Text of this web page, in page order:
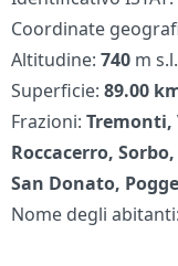
Coordinate
Altitudine:740 m
Superficie:89.00
Frazioni:Tremonti,
Roccacerro,
San Donato,
Nome degli